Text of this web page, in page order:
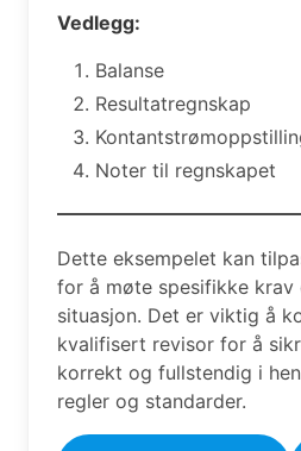
Vedlegg:
Balanse
Resultatregnskap
Noter til regnskapet
Dette eksempelet kan
for å møte spesifikke
situasjon. Det er viktig å
kvalifisert revisor for å
korrekt og fullstendig i
regler og standarder.